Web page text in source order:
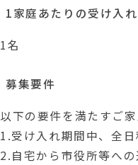
1家庭あたりの受け入
1名
募集要件
以下の要件を満たすご
1.受け入れ期間中、全
2.自宅から市役所等へ